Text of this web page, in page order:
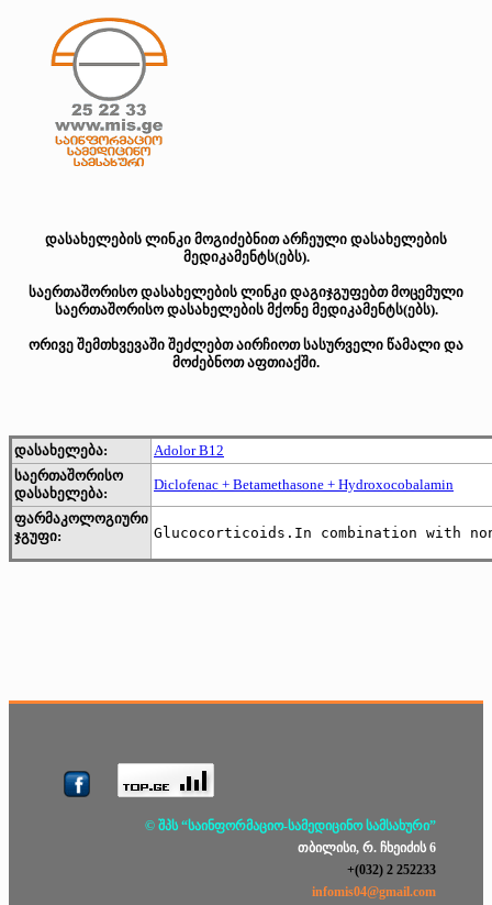
დასახელების ლინკი მოგიძებნით არჩეული დასახელების
მედიკამენტს(ებს).
საერთაშორისო დასახელების ლინკი დაგიჯგუფებთ მოცემული
საერთაშორისო დასახელების მქონე მედიკამენტს(ებს).
ორივე შემთხვევაში შეძლებთ აირჩიოთ სასურველი წამალი და
მოძებნოთ აფთიაქში.
დასახელება:
Adolor B12
საერთაშორისო
დასახელება:
Diclofenac + Betamethasone + Hydroxocobalamin
ფარმაკოლოგიური
ჯგუფი:
Glucocorticoids.In combination with
© შპს “საინფორმაციო-სამედიცინო სამსახური”
თბილისი, რ. ჩხეიძის 6
+(032) 2 252233
infomis04@gmail.com